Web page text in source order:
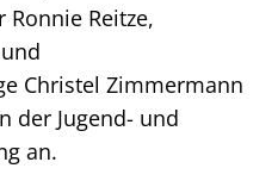
Reitze,
Christel Zimmermann
der Jugend- und
an.